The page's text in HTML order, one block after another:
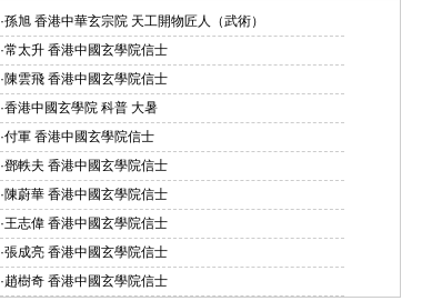
·孫旭 香港中華玄宗院 天工開物匠人（武術）
·常太升 香港中國玄學院信士
·陳雲飛 香港中國玄學院信士
·香港中國玄學院 科普 大暑
·付軍 香港中國玄學院信士
·鄧軼夫 香港中國玄學院信士
·陳蔚華 香港中國玄學院信士
·王志偉 香港中國玄學院信士
·張成亮 香港中國玄學院信士
·趙樹奇 香港中國玄學院信士